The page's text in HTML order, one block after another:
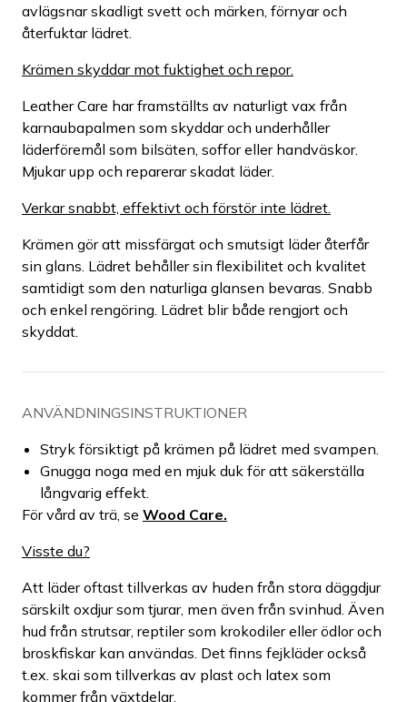
avlägsnar skadligt svett och märken, förnyar och
återfuktar lädret.
Krämen skyddar mot fuktighet och repor.
Leather Care har framställts av naturligt vax från
karnaubapalmen som skyddar och underhåller
läderföremål som bilsäten, soffor eller handväskor.
Mjukar upp och reparerar skadat läder.
Verkar snabbt, effektivt och förstör inte lädret.
Krämen gör att missfärgat och smutsigt läder återfår
sin glans. Lädret behåller sin flexibilitet och kvalitet
samtidigt som den naturliga glansen bevaras. Snabb
och enkel rengöring. Lädret blir både rengjort och
skyddat.
ANVÄNDNINGSINSTRUKTIONER
Stryk försiktigt på krämen på lädret med svampen.
Gnugga noga med en mjuk duk för att säkerställa
långvarig effekt.
För vård av trä, se Wood Care.
Visste du?
Att läder oftast tillverkas av huden från stora däggdjur
särskilt oxdjur som tjurar, men även från svinhud. Även
hud från strutsar, reptiler som krokodiler eller ödlor och
broskfiskar kan användas. Det finns fejkläder också
t.ex. skai som tillverkas av plast och latex som
kommer från växtdelar.